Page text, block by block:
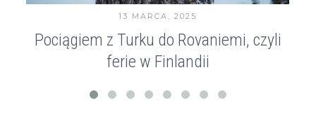
13 MARCA, 2025
Pociągiem z Turku do Rovaniemi, czyli
ferie w Finlandii